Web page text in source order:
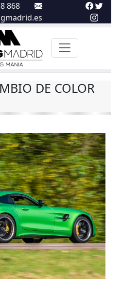
868
DE COLOR